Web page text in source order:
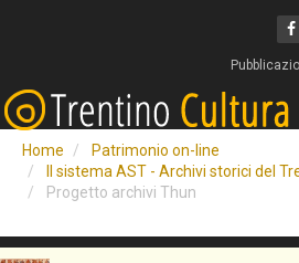
Home
Patrimonio on-line
Il sistema AST - Archivi storici del
Progetto archivi Thun